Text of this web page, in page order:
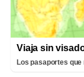
Viaja sin
Los pasaportes